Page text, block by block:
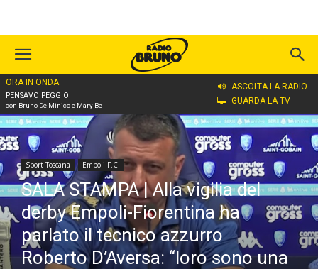
ORA IN ONDA
PENSAVO PEGGIO
con Bruno De Minico e Mary Be
ASCOLTA LA RADIO
GUARDA LA TV
Home
Sport Toscana Empoli F.C.
SALA STAMPA | Alla vigilia del
derby Empoli-Fiorentina ha
parlato il tecnico azzurro
Roberto D’Aversa: “loro sono una